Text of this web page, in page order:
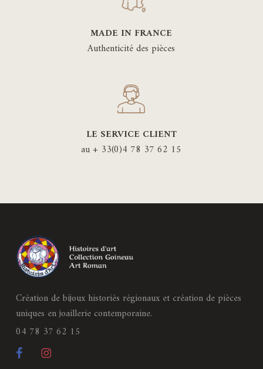
MADE IN FRANCE
Authenticité des pièces
LE SERVICE CLIENT
au + 33(0)4 78 37 62 15
Création de bijoux historiés régionaux et création de pièces
uniques en joaillerie contemporaine.
04 78 37 62 15